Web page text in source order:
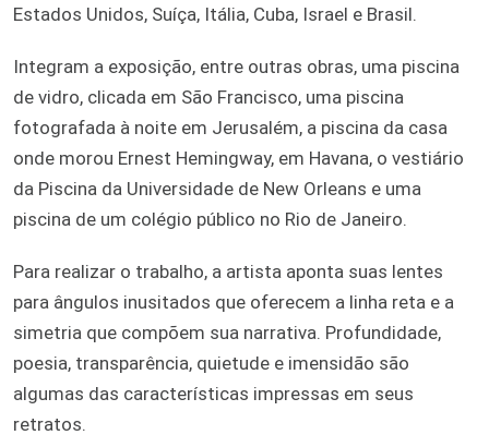
Estados Unidos, Suíça, Itália, Cuba, Israel e Brasil.
Integram a exposição, entre outras obras, uma piscina
de vidro, clicada em São Francisco, uma piscina
fotografada à noite em Jerusalém, a piscina da casa
onde morou Ernest Hemingway, em Havana, o vestiário
da Piscina da Universidade de New Orleans e uma
piscina de um colégio público no Rio de Janeiro.
Para realizar o trabalho, a artista aponta suas lentes
para ângulos inusitados que oferecem a linha reta e a
simetria que compõem sua narrativa. Profundidade,
poesia, transparência, quietude e imensidão são
algumas das características impressas em seus
retratos.